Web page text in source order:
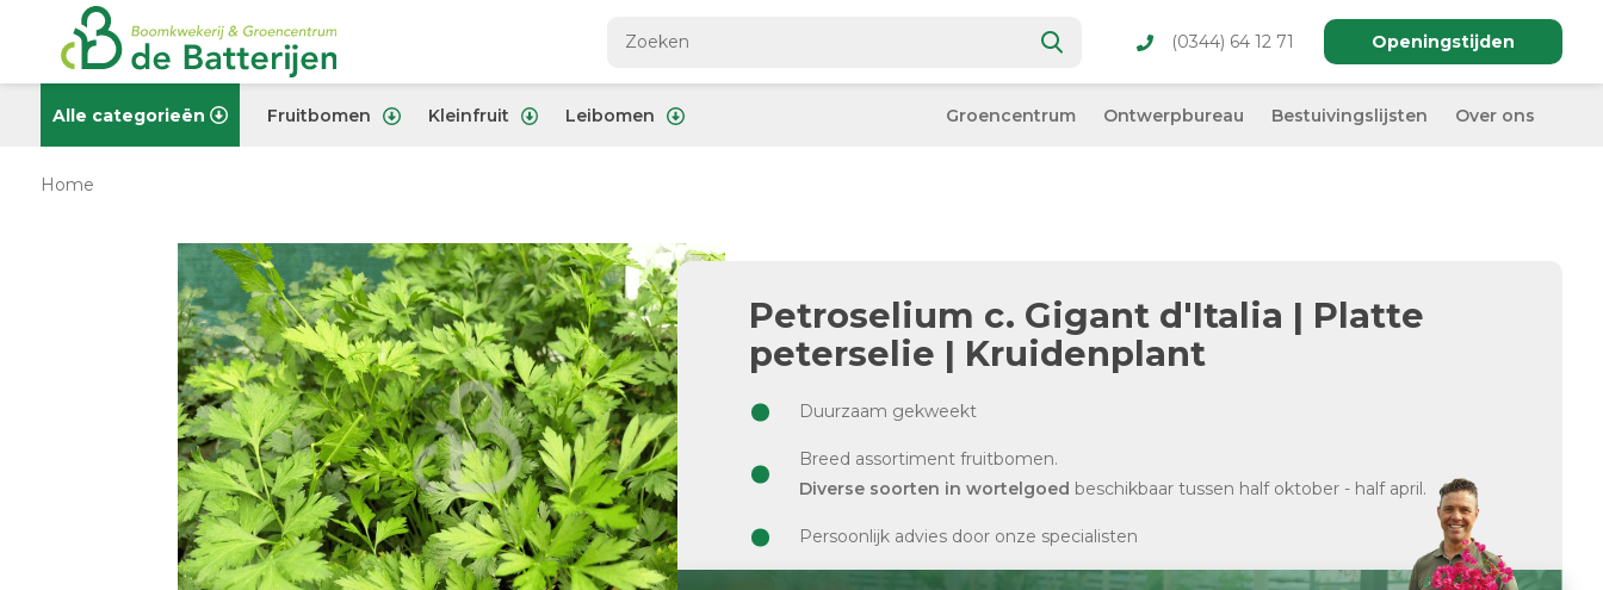
(0344) 64 12 71 Openingstijden
Alle categorieën Fruitbomen Kleinfruit Leibomen Groencentrum Ontwerpbureau Bestuivingslijsten Over ons
Home
Petroselium c. Gigant d'Italia | Platte
peterselie | Kruidenplant
Duurzaam gekweekt
Breed assortiment fruitbomen.
Diverse soorten in wortelgoed beschikbaar tussen half oktober - half april.
Persoonlijk advies door onze specialisten